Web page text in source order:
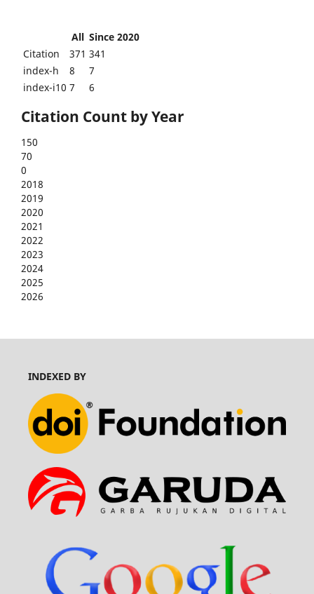
All Since 2020
Citation
371 341
index-h
8
7
index-i10 7 6
Citation Count by Year
150
70
0
2018
2019
2020
2021
2022
2023
2024
2025
2026
INDEXED BY